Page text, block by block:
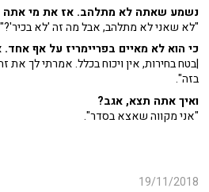
נשמע שאתה לא מתלהב. אז את מי אתה
"לא שאני לא מתלהב, אבל מה זה 'לא בכיר'?"
כי הוא לא מאיים בפריימריז על אף אחד.
|בטח בחירות, אין ויכוח בכלל. אמרתי לך את
בזה".
ואיך אתה תצא, אגב?
"אני מקווה שאצא בסדר".
19/11/2018